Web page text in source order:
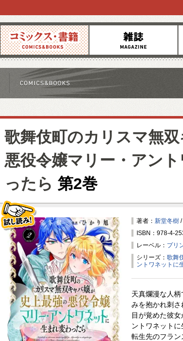
コミックス 雑誌
歌舞伎町のカリスマ無
悪役令嬢マリー・アン
ったら 第2巻
著者： 新堂冬樹 /
ISBN：978-4-
レーベル： プリ
シリーズ： 歌舞
ントワネットに
天真爛漫な人
みを抱かれ刺さ
目が覚めた彼
ントワネット
転生先のフラン
試し読み！